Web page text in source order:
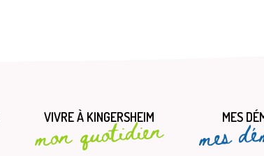
VIVRE À KINGERSHEIM
mon quotidien MES
mes